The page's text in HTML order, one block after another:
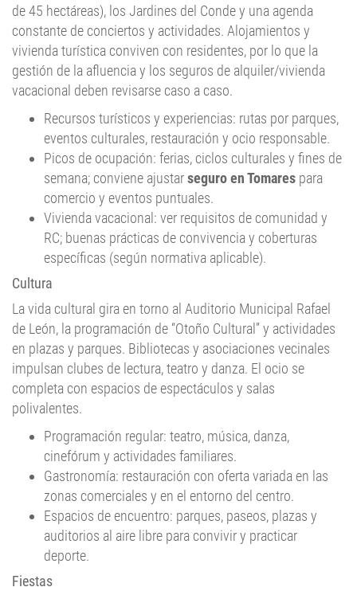
de 45 hectáreas), los Jardines del Conde y una agenda
constante de conciertos y actividades. Alojamientos y
vivienda turística conviven con residentes, por lo que la
gestión de la afluencia y los seguros de alquiler/vivienda
vacacional deben revisarse caso a caso.
Recursos turísticos y experiencias: rutas por parques,
eventos culturales, restauración y ocio responsable.
Picos de ocupación: ferias, ciclos culturales y fines de
semana; conviene ajustarseguro en Tomares para
comercio y eventos puntuales.
Vivienda vacacional: ver requisitos de comunidad y
RC; buenas prácticas de convivencia y coberturas
específicas (según normativa aplicable).
Cultura
La vida cultural gira en torno al Auditorio Municipal Rafael
de León, la programación de “Otoño Cultural” y actividades
en plazas y parques. Bibliotecas y asociaciones vecinales
impulsan clubes de lectura, teatro y danza. El ocio se
completa con espacios de espectáculos y salas
polivalentes.
Programación regular: teatro, música, danza,
cinefórum y actividades familiares.
Gastronomía: restauración con oferta variada en las
zonas comerciales y en el entorno del centro.
Espacios de encuentro: parques, paseos, plazas y
auditorios al aire libre para convivir y practicar
deporte.
Fiestas